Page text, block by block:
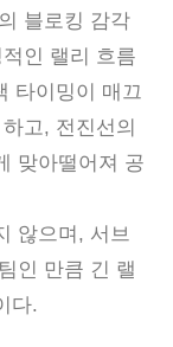
블로킹 감각
인 랠리 흐름
타이밍이 매끄
고, 전진선의
맞아떨어져 공
않으며, 서브
인 만큼 긴 랠
다.